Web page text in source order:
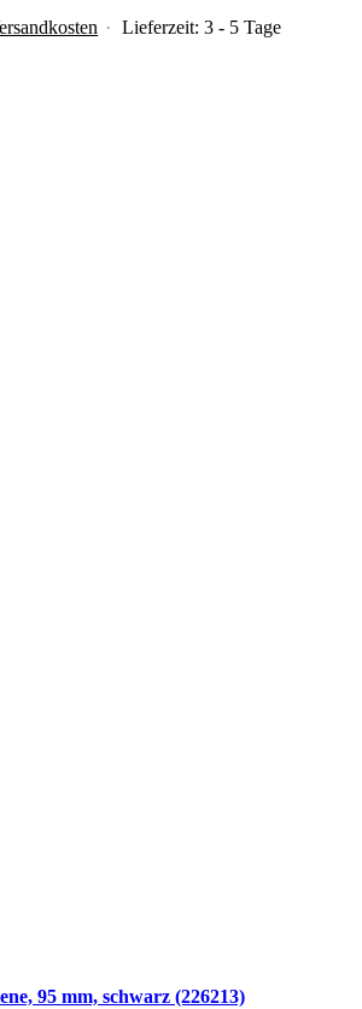
Lieferzeit:3 - 5 Tage
95 mm, schwarz (226213)